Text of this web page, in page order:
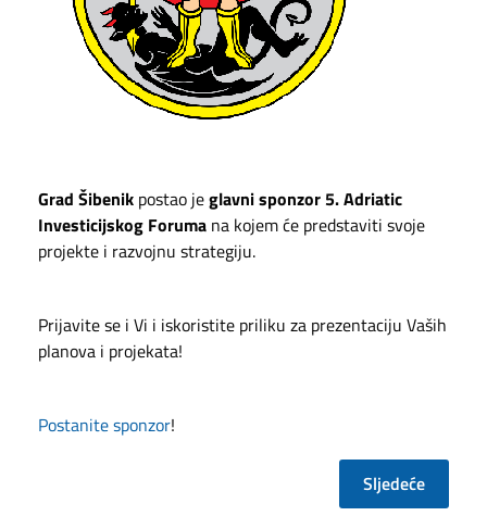
Grad Šibenik postao jeglavni sponzor 5. Adriatic
Investicijskog Foruma na kojem će predstaviti svoje
projekte i razvojnu strategiju.
Prijavite se i Vi i iskoristite priliku za prezentaciju Vaših
planova i projekata!
Postanite sponzor!
Sljedeće